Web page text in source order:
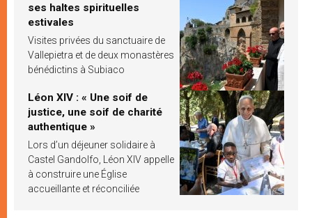
ses haltes spirituelles
estivales
Visites privées du sanctuaire de
Vallepietra et de deux monastères
bénédictins à Subiaco
Léon XIV : « Une soif de
justice, une soif de charité
authentique »
Lors d’un déjeuner solidaire à
Castel Gandolfo, Léon XIV appelle
à construire une Église
accueillante et réconciliée